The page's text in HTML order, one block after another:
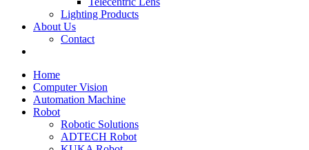
Lighting Products
About Us
Contact
Home
Computer Vision
Automation Machine
Robot
Robotic Solutions
ADTECH Robot